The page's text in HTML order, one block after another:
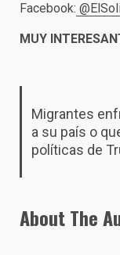
Facebook:
MUY
Migrantes
a su país o
políticas de
About The